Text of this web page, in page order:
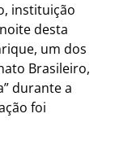
instituição
desta
um dos
Brasileiro,
durante a
foi